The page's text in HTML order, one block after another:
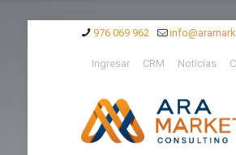
976 069 962
Ingresar CRM Noticias